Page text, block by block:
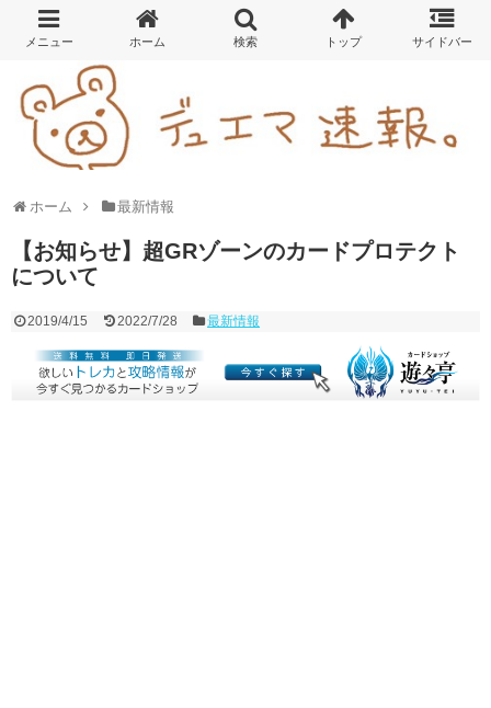
ホーム 最新情報
【お知らせ】超GRゾーンのカードプロテクト
について
2019/4/15 2022/7/28 最新情報